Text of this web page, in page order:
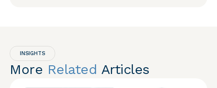
INSIGHTS
More Related Articles